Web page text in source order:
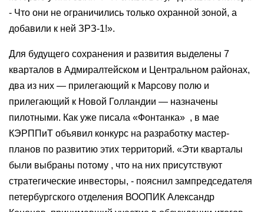
- Что они не ограничились только охранной зоной, а
добавили к ней ЗРЗ-1!».
Для будущего сохранения и развития выделены 7
кварталов в Адмиралтейском и Центральном районах,
два из них — прилегающий к Марсову полю и
прилегающий к Новой Голландии — назначены
пилотными. Как уже писала «Фонтанка» , в мае
КЭРППиТ объявил конкурс на разработку мастер-
планов по развитию этих территорий. «Эти кварталы
были выбраны потому , что на них присутствуют
стратегические инвесторы, - пояснил зампредседателя
петербургского отделения ВООПИК Александр